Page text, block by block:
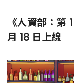
《人資部：
月 18 日上線